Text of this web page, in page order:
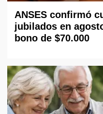
ANSES confirmó
jubilados en
bono de $70.000